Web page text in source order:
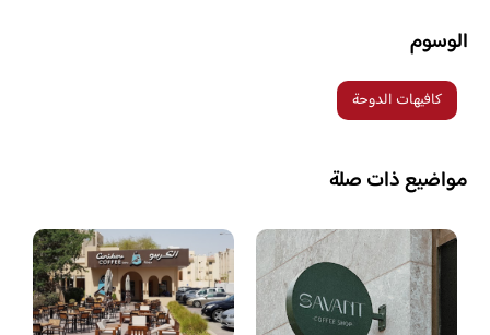
الوسوم
كافيهات الدوحة
مواضيع ذات صلة